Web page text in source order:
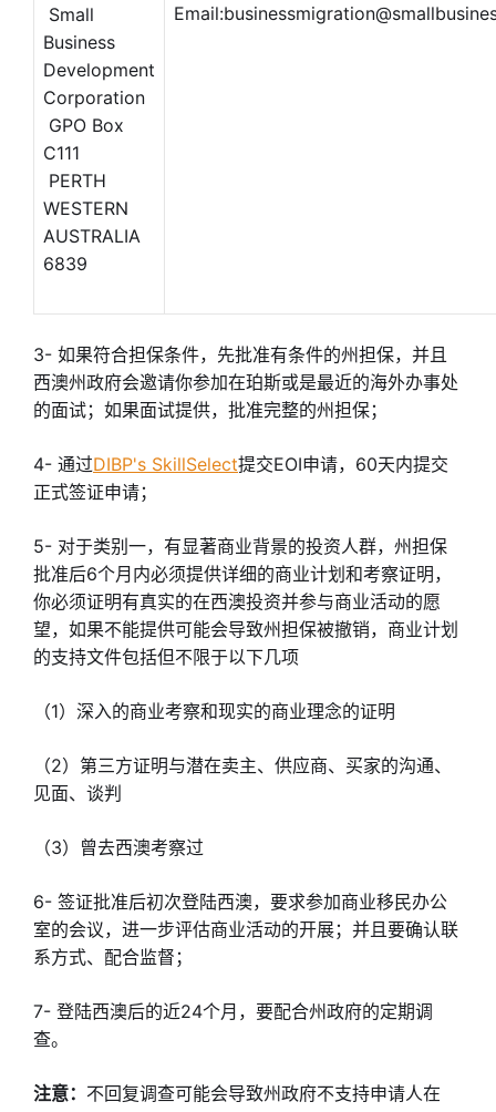
Small
Business
Development
Corporation
GPO Box
C111
PERTH
WESTERN
AUSTRALIA
6839
3- 如果符合担保条件，先批准有条件的州担保，并且
西澳州政府会邀请你参加在珀斯或是最近的海外办事处
的面试；如果面试提供，批准完整的州担保；
4- 通过DIBP's SkillSelect提交EOI申请，60天内提交
正式签证申请；
5- 对于类别一，有显著商业背景的投资人群，州担保
批准后6个月内必须提供详细的商业计划和考察证明，
你必须证明有真实的在西澳投资并参与商业活动的愿
望，如果不能提供可能会导致州担保被撤销，商业计划
的支持文件包括但不限于以下几项
（1）深入的商业考察和现实的商业理念的证明
（2）第三方证明与潜在卖主、供应商、买家的沟通、
见面、谈判
（3）曾去西澳考察过
6- 签证批准后初次登陆西澳，要求参加商业移民办公
室的会议，进一步评估商业活动的开展；并且要确认联
系方式、配合监督；
7- 登陆西澳后的近24个月，要配合州政府的定期调
查。
注意： 不回复调查可能会导致州政府不支持申请人在